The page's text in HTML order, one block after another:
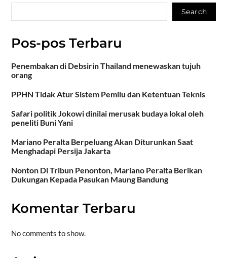
Search
Pos-pos Terbaru
Penembakan di Debsirin Thailand menewaskan tujuh
orang
PPHN Tidak Atur Sistem Pemilu dan Ketentuan Teknis
Safari politik Jokowi dinilai merusak budaya lokal oleh
peneliti Buni Yani
Mariano Peralta Berpeluang Akan Diturunkan Saat
Menghadapi Persija Jakarta
Nonton Di Tribun Penonton, Mariano Peralta Berikan
Dukungan Kepada Pasukan Maung Bandung
Komentar Terbaru
No comments to show.